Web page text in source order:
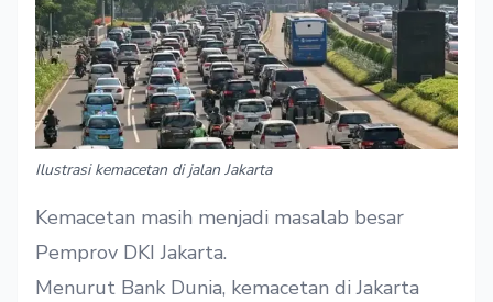
Ilustrasi kemacetan di jalan Jakarta
Kemacetan masih menjadi masalab besar
Pemprov DKI Jakarta.
Menurut Bank Dunia, kemacetan di Jakarta